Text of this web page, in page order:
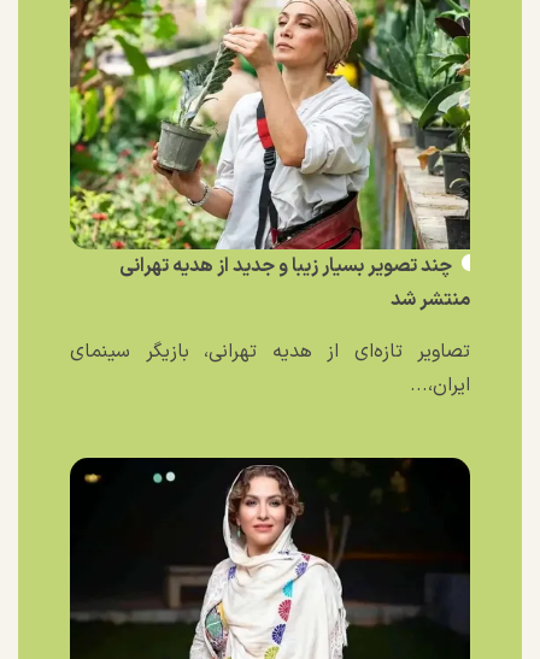
چند تصویر بسیار زیبا و جدید از هدیه تهرانی
منتشر شد
تصاویر تازه‌ای از هدیه تهرانی، بازیگر سینمای
ایران،...